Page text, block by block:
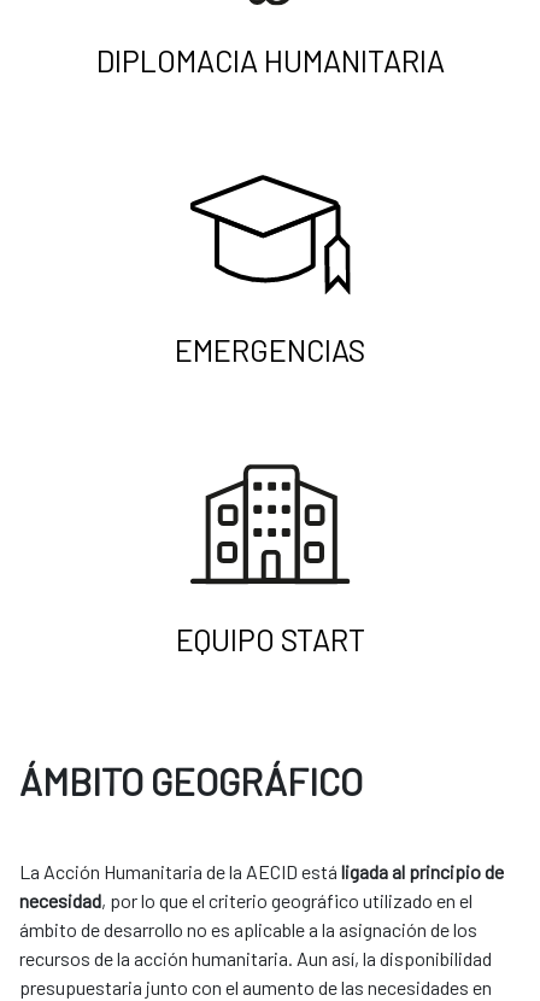
DIPLOMACIA HUMANITARIA
EMERGENCIAS
EQUIPO START
ÁMBITO GEOGRÁFICO
La Acción Humanitaria de la AECID está ligada al principio de
necesidad, por lo que el criterio geográfico utilizado en el
ámbito de desarrollo no es aplicable a la asignación de los
recursos de la acción humanitaria. Aun así, la disponibilidad
presupuestaria junto con el aumento de las necesidades en